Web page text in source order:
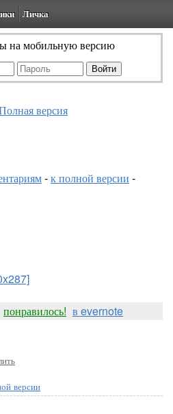
Личка
на мобильную версию
версия
-к полной версии -
понравилось! в evernote
версии